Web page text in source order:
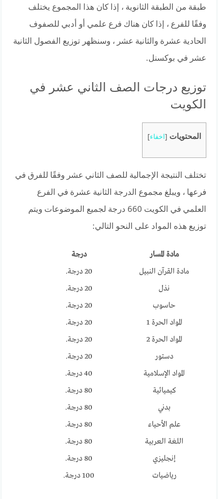
طبقة من الطبقة الثانوية ، إذا كان هذا المجموع يختلف
وفقًا للفرع ، إذا كان هناك فرع علمي أو أدبي للصفوف
الحادية عشرة والثانية عشر ، وسنظهر توزيع الفصول الثانية
عشر في بوكسنل.
توزيع درجات الصف الثاني عشر في
الكويت
المحتويات [اخفاء]
تختلف النتيجة الإجمالية للصف الثاني عشر وفقًا للفرق في
فرعها ، ويبلغ مجموع الدرجة الثانية عشرة في الفرع
العلمي في الكويت 660 درجة لجميع الموضوعات ويتم
توزيع هذه المواد على النحو التالي:
مادة المسار
درجة
مادة القرآن النبيل
20 درجة.
نذل
20 درجة.
حاسوب
20 درجة.
المواد الحرة 1
20 درجة.
المواد الحرة 2
20 درجة.
دستور
20 درجة.
المواد الإسلامية
40 درجة.
كيميائية
80 درجة.
بدني
80 درجة.
علم الأحياء
80 درجة.
اللغة العربية
80 درجة.
إنجليزي
80 درجة.
رياضيات
100 درجة.